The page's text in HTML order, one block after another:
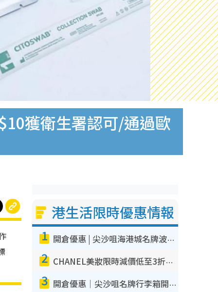
獲衛生署認可/通過歐
港生活限時優惠情報
1 開倉優惠 | 尖沙咀海港城名牌波鞋開倉低至1折！On鞋$899起／Joy&Peace鞋履$98起
2 CHANEL美妝限時減價低至3折！人氣粉底/唇膏/精華液低至$275！COCO香水都有平
3 開倉優惠｜尖沙咀名牌行李箱開倉低至4折！一連5日 American Tourister/ace./Hallmark $200起！